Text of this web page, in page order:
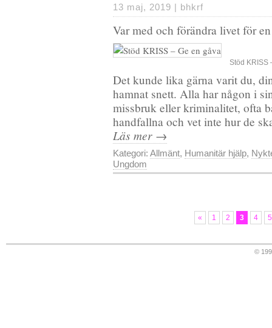
13 maj, 2019 | bhkrf
Var med och förändra livet för
Stöd KRISS
Det kunde lika gärna varit du,
hamnat snett. Alla har någon i
missbruk eller kriminalitet, ofta
handfallna och vet inte hur de
Läs mer →
Kategori: Allmänt, Humanitär hjälp,
Ungdom
« 1 2 3 4 5
©